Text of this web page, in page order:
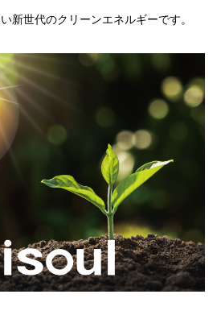
新世代のクリーンエネルギーです。